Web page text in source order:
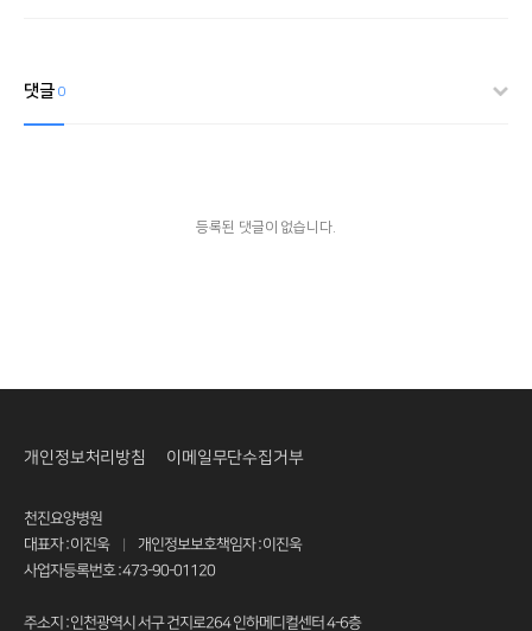
댓글0
등록된 댓글이 없습니다.
천진요양병원
대표자 : 이진욱
개인정보보호책임자 : 이진욱
사업자등록번호 : 473-90-01120
주소지 : 인천광역시 서구 건지로264 인하메디컬센터 4-6층
개인정보처리방침 이메일무단수집거부